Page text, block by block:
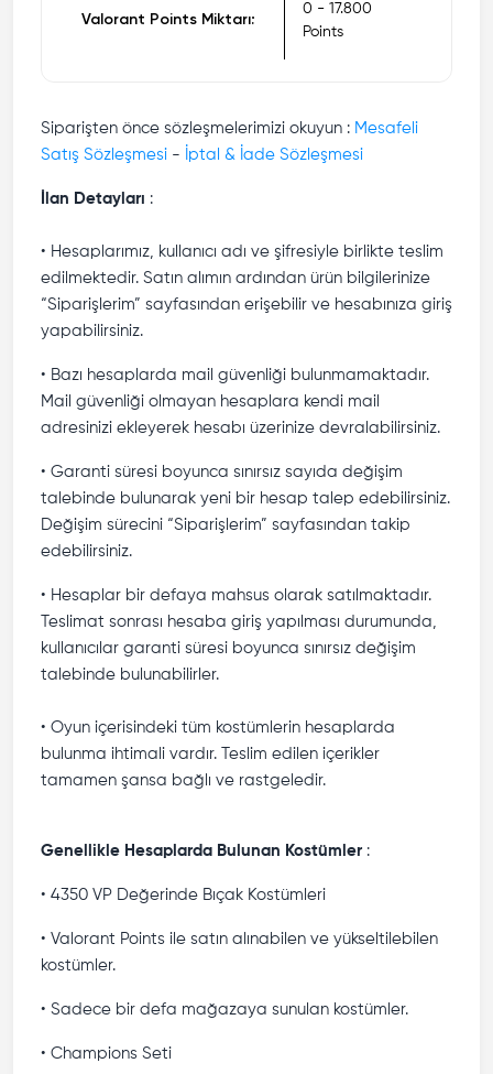
Valorant Points Miktarı:
0 - 17.800
Points
Siparişten önce sözleşmelerimizi okuyun : Mesafeli
Satış Sözleşmesi - İptal & İade Sözleşmesi
İlan Detayları :
• Hesaplarımız, kullanıcı adı ve şifresiyle birlikte teslim
edilmektedir. Satın alımın ardından ürün bilgilerinize
“Siparişlerim” sayfasından erişebilir ve hesabınıza giriş
yapabilirsiniz.
• Bazı hesaplarda mail güvenliği bulunmamaktadır.
Mail güvenliği olmayan hesaplara kendi mail
adresinizi ekleyerek hesabı üzerinize devralabilirsiniz.
• Garanti süresi boyunca sınırsız sayıda değişim
talebinde bulunarak yeni bir hesap talep edebilirsiniz.
Değişim sürecini “Siparişlerim” sayfasından takip
edebilirsiniz.
• Hesaplar bir defaya mahsus olarak satılmaktadır.
Teslimat sonrası hesaba giriş yapılması durumunda,
kullanıcılar garanti süresi boyunca sınırsız değişim
talebinde bulunabilirler.
• Oyun içerisindeki tüm kostümlerin hesaplarda
bulunma ihtimali vardır. Teslim edilen içerikler
tamamen şansa bağlı ve rastgeledir.
Genellikle Hesaplarda Bulunan Kostümler :
• 4350 VP Değerinde Bıçak Kostümleri
• Valorant Points ile satın alınabilen ve yükseltilebilen
kostümler.
• Sadece bir defa mağazaya sunulan kostümler.
• Champions Seti